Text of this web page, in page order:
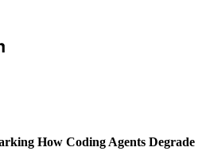
How Coding Agents Degrade